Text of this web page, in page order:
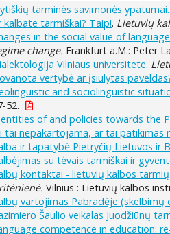
tarminės savimonės ypatumai.
kalbate tarmiškai? Taip!. Lietuvių
in the social value of
change. Frankfurt a.M.: Peter
Vilniaus universitete.
vertybė ar įsiūlytas
and sociolinguistic
52.
of and policies towards the
tai nepakartojama, ar tai patikimas
ir tapatybė Pietryčių Lietuvos ir
su tėvais tarmiškai ir
kontaktai - lietuvių kalbos
Vilnius : Lietuvių kalbos
vartojimas Pabradėje (skelbimų
Šaulio veikalas Juodžiūnų
competence in education: